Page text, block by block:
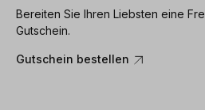
Bereiten Sie Ihren Liebsten eine
Gutschein.
Gutschein bestellen